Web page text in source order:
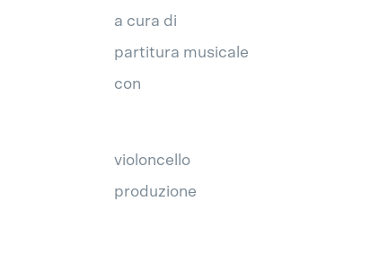
a cura di
partitura musicale
con
violoncello
produzione